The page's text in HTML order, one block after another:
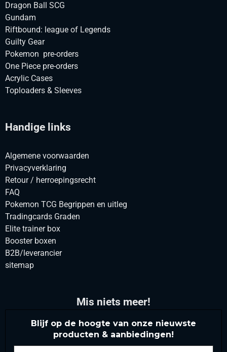
Dragon Ball SCG
Gundam
Riftbound: league of Legends
Guilty Gear
Pokemon pre-orders
One Piece pre-orders
Acrylic Cases
Toploaders & Sleeves
Handige links
Algemene voorwaarden
Privacyverklaring
Retour / herroepingsrecht
FAQ
Pokemon TCG Begrippen en uitleg
Tradingcards Graden
Elite trainer box
Booster boxen
B2B/leverancier
sitemap
Mis niets meer!
Blijf op de hoogte van onze nieuwste
producten & aanbiedingen!